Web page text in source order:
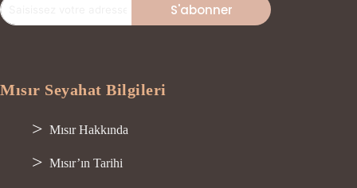
S'abonner
Mısır Seyahat Bilgileri
Mısır Hakkında
Mısır’ın Tarihi